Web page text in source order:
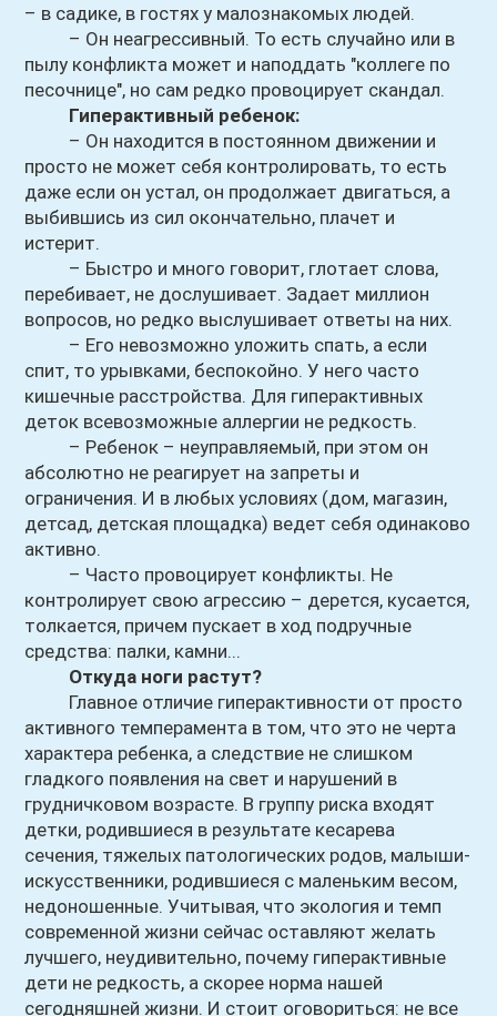
– в садике, в гостях у малознакомых людей.
– Он неагрессивный. То есть случайно или в
пылу конфликта может и наподдать "коллеге по
песочнице", но сам редко провоцирует скандал.
Гиперактивный ребенок:
– Он находится в постоянном движении и
просто не может себя контролировать, то есть
даже если он устал, он продолжает двигаться, а
выбившись из сил окончательно, плачет и
истерит.
– Быстро и много говорит, глотает слова,
перебивает, не дослушивает. Задает миллион
вопросов, но редко выслушивает ответы на них.
– Его невозможно уложить спать, а если
спит, то урывками, беспокойно. У него часто
кишечные расстройства. Для гиперактивных
деток всевозможные аллергии не редкость.
– Ребенок – неуправляемый, при этом он
абсолютно не реагирует на запреты и
ограничения. И в любых условиях (дом, магазин,
детсад, детская площадка) ведет себя одинаково
активно.
– Часто провоцирует конфликты. Не
контролирует свою агрессию – дерется, кусается,
толкается, причем пускает в ход подручные
средства: палки, камни...
Откуда ноги растут?
Главное отличие гиперактивности от просто
активного темперамента в том, что это не черта
характера ребенка, а следствие не слишком
гладкого появления на свет и нарушений в
грудничковом возрасте. В группу риска входят
детки, родившиеся в результате кесарева
сечения, тяжелых патологических родов, малыши-
искусственники, родившиеся с маленьким весом,
недоношенные. Учитывая, что экология и темп
современной жизни сейчас оставляют желать
лучшего, неудивительно, почему гиперактивные
дети не редкость, а скорее норма нашей
сегодняшней жизни. И стоит оговориться: не все